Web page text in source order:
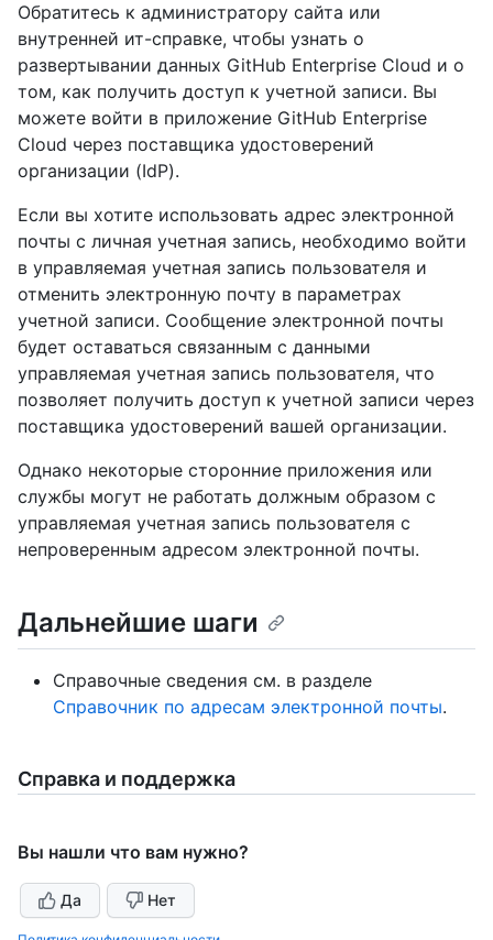
Обратитесь к администратору сайта или
внутренней ит-справке, чтобы узнать о
развертывании данных GitHub Enterprise Cloud и о
том, как получить доступ к учетной записи. Вы
можете войти в приложение GitHub Enterprise
Cloud через поставщика удостоверений
организации (IdP).
Если вы хотите использовать адрес электронной
почты с личная учетная запись, необходимо войти
в управляемая учетная запись пользователя и
отменить электронную почту в параметрах
учетной записи. Сообщение электронной почты
будет оставаться связанным с данными
управляемая учетная запись пользователя, что
позволяет получить доступ к учетной записи через
поставщика удостоверений вашей организации.
Однако некоторые сторонние приложения или
службы могут не работать должным образом с
управляемая учетная запись пользователя с
непроверенным адресом электронной почты.
Дальнейшие шаги
Справочные сведения см. в разделе
Справочник по адресам электронной почты.
Справка и поддержка
Вы нашли что вам нужно?
Да Нет